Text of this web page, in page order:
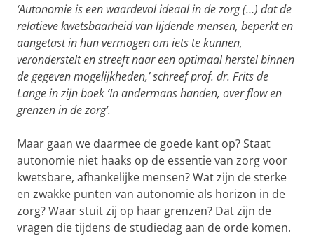
‘Autonomie is een waardevol ideaal in de zorg (…) dat de
relatieve kwetsbaarheid van lijdende mensen, beperkt en
aangetast in hun vermogen om iets te kunnen,
veronderstelt en streeft naar een optimaal herstel binnen
de gegeven mogelijkheden,’ schreef prof. dr. Frits de
Lange in zijn boek ‘In andermans handen, over flow en
grenzen in de zorg’.
Maar gaan we daarmee de goede kant op? Staat
autonomie niet haaks op de essentie van zorg voor
kwetsbare, afhankelijke mensen? Wat zijn de sterke
en zwakke punten van autonomie als horizon in de
zorg? Waar stuit zij op haar grenzen? Dat zijn de
vragen die tijdens de studiedag aan de orde komen.